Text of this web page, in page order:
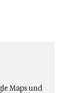
Mapsund